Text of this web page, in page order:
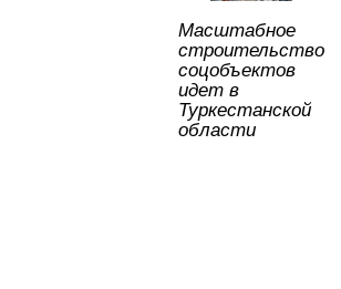
Масштабное
строительство
соцобъектов
идет в
Туркестанской
области